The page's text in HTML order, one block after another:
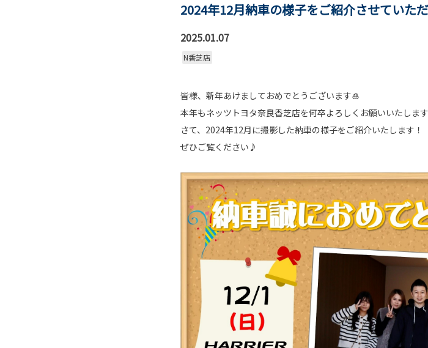
2024年12月納車の様子をご紹介させていた
2025.01.07
N香芝店
皆様、新年あけましておめでとうございます🎍
本年もネッツトヨタ奈良香芝店を何卒よろしくお願いいたします
さて、2024年12月に撮影した納車の様子をご紹介いたします！
ぜひご覧ください♪